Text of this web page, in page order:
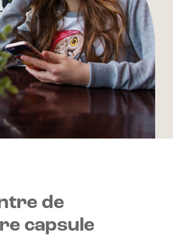
de
capsule